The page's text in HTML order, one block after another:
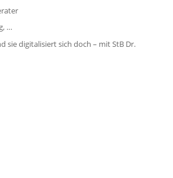
…
sie digitalisiert sich doch – mit StB Dr.